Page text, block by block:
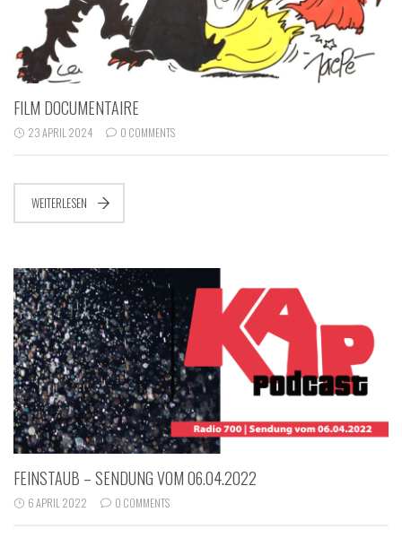
FILM DOCUMENTAIRE
23 APRIL 2024 0 COMMENTS
WEITERLESEN
FEINSTAUB – SENDUNG VOM 06.04.2022
6 APRIL 2022 0 COMMENTS